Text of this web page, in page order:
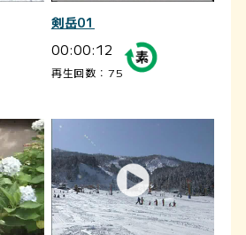
剣岳01
00:00:12
再生回数：75